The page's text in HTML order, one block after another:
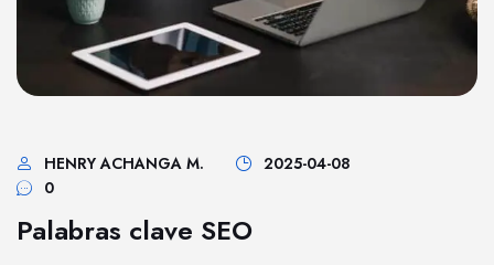
HENRY ACHANGA M.
2025-04-08
0
Palabras clave SEO